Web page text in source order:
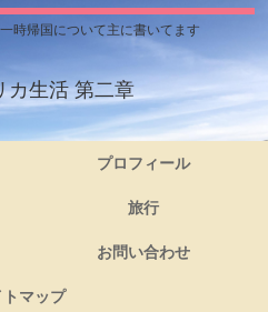
時帰国について主に書いてます
カ生活 第二章
プロフィール
旅行
お問い合わせ
トマップ